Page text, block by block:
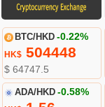
BTC/HKD -0.22%
HK$504448
$ 64747.5
ADA/HKD -0.58%